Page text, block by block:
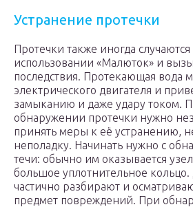
Устранение протечки
Протечки также иногда
использовании «Малюток» и
последствия. Протекающая вода
электрического двигателя и
замыканию и даже удару током.
обнаружении протечки нужно
принять меры к её устранению,
неполадку. Начинать нужно с
течи: обычно им оказывается
большое уплотнительное
частично разбирают и
предмет повреждений. При